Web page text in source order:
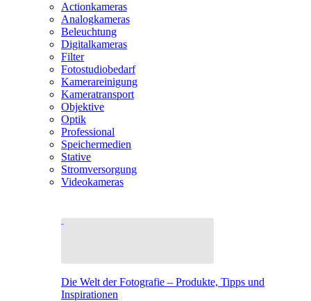
Actionkameras
Analogkameras
Beleuchtung
Digitalkameras
Filter
Fotostudiobedarf
Kamerareinigung
Kameratransport
Objektive
Optik
Professional
Speichermedien
Stative
Stromversorgung
Videokameras
Die Welt der Fotografie – Produkte, Tipps und
Inspirationen